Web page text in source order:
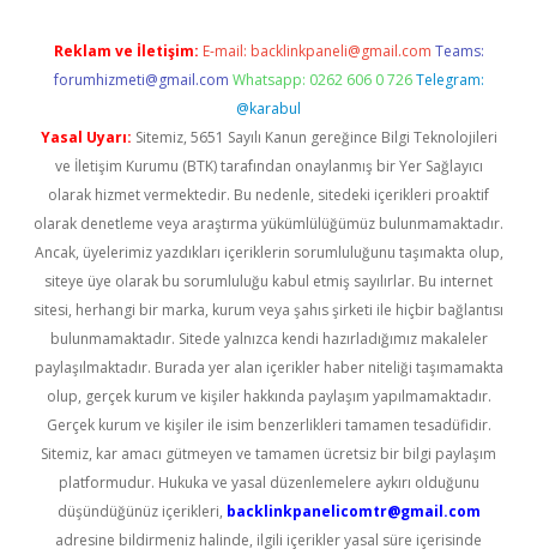
Reklam ve İletişim: E-mail: backlinkpaneli@gmail.com Teams:
forumhizmeti@gmail.com Whatsapp: 0262 606 0 726 Telegram:
@karabul
Yasal Uyarı: Sitemiz, 5651 Sayılı Kanun gereğince Bilgi Teknolojileri
ve İletişim Kurumu (BTK) tarafından onaylanmış bir Yer Sağlayıcı
olarak hizmet vermektedir. Bu nedenle, sitedeki içerikleri proaktif
olarak denetleme veya araştırma yükümlülüğümüz bulunmamaktadır.
Ancak, üyelerimiz yazdıkları içeriklerin sorumluluğunu taşımakta olup,
siteye üye olarak bu sorumluluğu kabul etmiş sayılırlar. Bu internet
sitesi, herhangi bir marka, kurum veya şahıs şirketi ile hiçbir bağlantısı
bulunmamaktadır. Sitede yalnızca kendi hazırladığımız makaleler
paylaşılmaktadır. Burada yer alan içerikler haber niteliği taşımamakta
olup, gerçek kurum ve kişiler hakkında paylaşım yapılmamaktadır.
Gerçek kurum ve kişiler ile isim benzerlikleri tamamen tesadüfidir.
Sitemiz, kar amacı gütmeyen ve tamamen ücretsiz bir bilgi paylaşım
platformudur. Hukuka ve yasal düzenlemelere aykırı olduğunu
düşündüğünüz içerikleri, backlinkpanelicomtr@gmail.com
adresine bildirmeniz halinde, ilgili içerikler yasal süre içerisinde